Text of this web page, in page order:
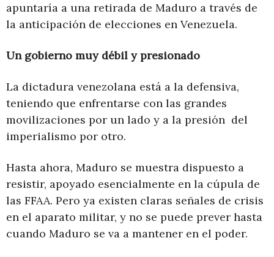
apuntaría a una retirada de Maduro a través de
la anticipación de elecciones en Venezuela.
Un gobierno muy débil y presionado
La dictadura venezolana está a la defensiva,
teniendo que enfrentarse con las grandes
movilizaciones por un lado y a la presión del
imperialismo por otro.
Hasta ahora, Maduro se muestra dispuesto a
resistir, apoyado esencialmente en la cúpula de
las FFAA. Pero ya existen claras señales de crisis
en el aparato militar, y no se puede prever hasta
cuando Maduro se va a mantener en el poder.